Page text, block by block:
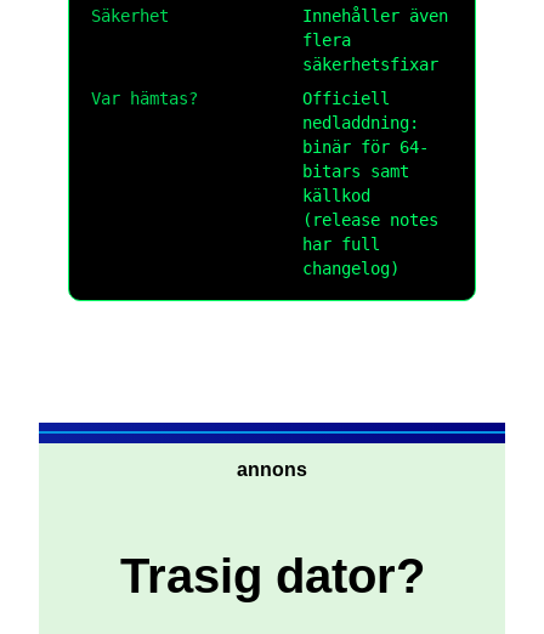
Säkerhet
Innehåller även
flera
säkerhetsfixar
Var hämtas?
Officiell
nedladdning:
binär för 64-
bitars samt
källkod
(release notes
har full
changelog)
annons
Trasig dator?